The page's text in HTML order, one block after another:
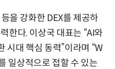
을 강화한 DEX를 제공하
한다. 이상국 대표는 “AI와
시대 핵심 동력”이라며 “W
일상적으로 접할 수 있는